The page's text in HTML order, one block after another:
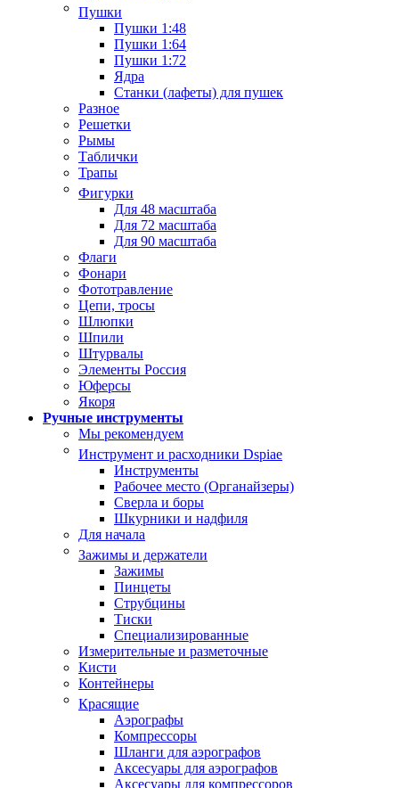
Пушки
Пушки 1:48
Пушки 1:64
Пушки 1:72
Ядра
Станки (лафеты) для пушек
Разное
Решетки
Рымы
Таблички
Трапы
Фигурки
Для 48 масштаба
Для 72 масштаба
Для 90 масштаба
Флаги
Фонари
Фототравление
Цепи, тросы
Шлюпки
Шпили
Штурвалы
Элементы Россия
Юферсы
Якоря
Ручные инструменты
Мы рекомендуем
Инструмент и расходники Dspiae
Инструменты
Рабочее место (Органайзеры)
Сверла и боры
Шкурники и надфиля
Для начала
Зажимы и держатели
Зажимы
Пинцеты
Струбцины
Тиски
Специализированные
Измерительные и разметочные
Кисти
Контейнеры
Красящие
Аэрографы
Компрессоры
Шланги для аэрографов
Аксесуары для аэрографов
Аксесуары для компрессоров